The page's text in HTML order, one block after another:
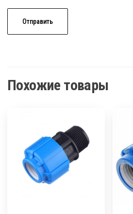
Похожие товары